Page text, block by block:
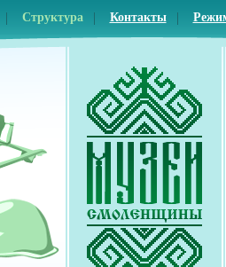
Структура Контакты